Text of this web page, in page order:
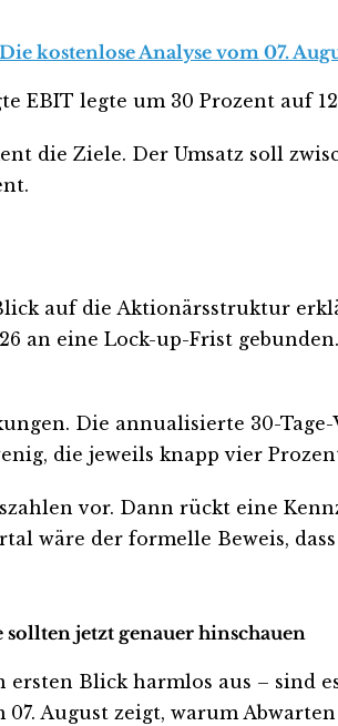
kostenlose Analyse vom 07.
EBIT legte um 30 Prozent auf
die Ziele. Der Umsatz soll
auf die Aktionärsstruktur
an eine Lock-up-Frist
Die annualisierte 30-
die jeweils knapp vier
vor. Dann rückt eine
wäre der formelle Beweis,
jetzt genauer hinschauen
Blick harmlos aus – sind
August zeigt, warum